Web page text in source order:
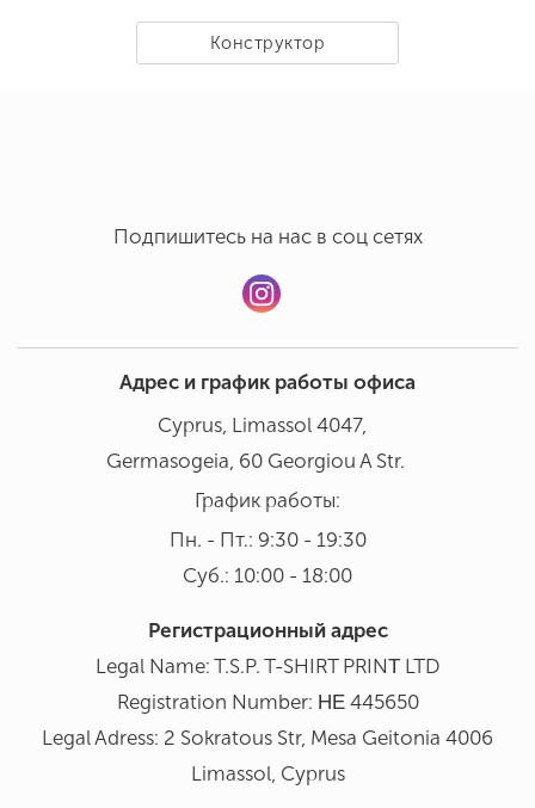
Конструктор
Подпишитесь на нас в соц сетях
Адрес и график работы офиса
Cyprus, Limassol 4047,
Germasogeia, 60 Georgiou A Str.
График работы:
Пн. - Пт.: 9:30 - 19:30
Суб.: 10:00 - 18:00
Регистрационный адрес
Legal Name: T.S.P. T-SHIRT PRINΤ LTD
Registration Number: ΗΕ 445650
Legal Adress: 2 Sokratous Str, Mesa Geitonia 4006
Limassol, Cyprus